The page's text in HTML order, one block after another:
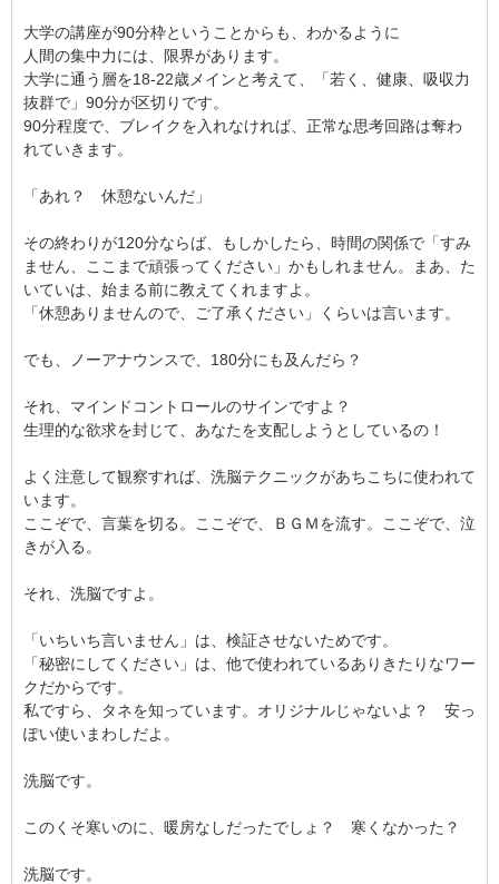
大学の講座が90分枠ということからも、わかるように
人間の集中力には、限界があります。
大学に通う層を18-22歳メインと考えて、「若く、健康、吸収力
抜群で」90分が区切りです。
90分程度で、ブレイクを入れなければ、正常な思考回路は奪わ
れていきます。
「あれ？ 休憩ないんだ」
その終わりが120分ならば、もしかしたら、時間の関係で「すみ
ません、ここまで頑張ってください」かもしれません。まあ、た
いていは、始まる前に教えてくれますよ。
「休憩ありませんので、ご了承ください」くらいは言います。
でも、ノーアナウンスで、180分にも及んだら？
それ、マインドコントロールのサインですよ？
生理的な欲求を封じて、あなたを支配しようとしているの！
よく注意して観察すれば、洗脳テクニックがあちこちに使われて
います。
ここぞで、言葉を切る。ここぞで、ＢＧＭを流す。ここぞで、泣
きが入る。
それ、洗脳ですよ。
「いちいち言いません」は、検証させないためです。
「秘密にしてください」は、他で使われているありきたりなワー
クだからです。
私ですら、タネを知っています。オリジナルじゃないよ？ 安っ
ぽい使いまわしだよ。
洗脳です。
このくそ寒いのに、暖房なしだったでしょ？ 寒くなかった？
洗脳です。